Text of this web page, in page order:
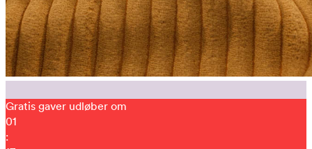
Gratis gaver udløber om
01
: